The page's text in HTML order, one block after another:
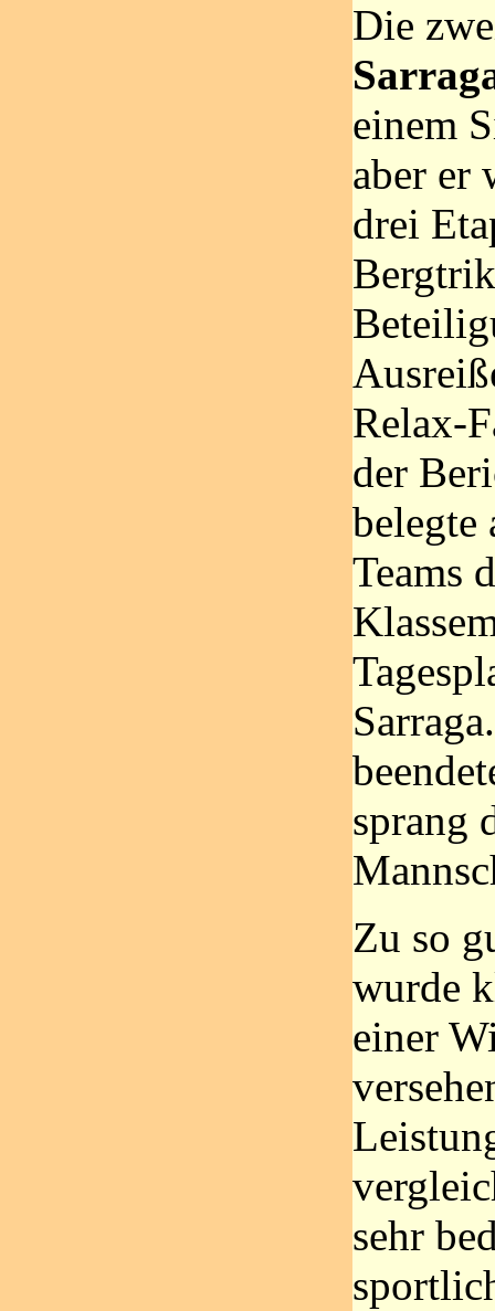
Die
einem
aber er
drei
Relax-
der
belegte
Teams
sprang
Zu so
wurde
einer
sehr